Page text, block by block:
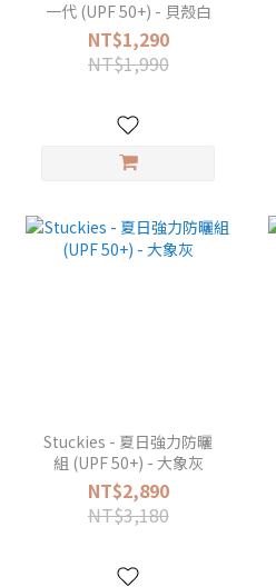
一代 (UPF 50+) - 貝殼白
NT$1,290
NT$1,990
Stuckies - 夏日強力防曬
組 (UPF 50+) - 大象灰
NT$2,890
NT$3,180